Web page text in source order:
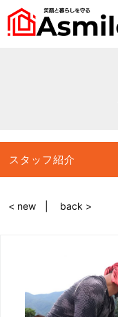
スタッフ紹介
< new back >